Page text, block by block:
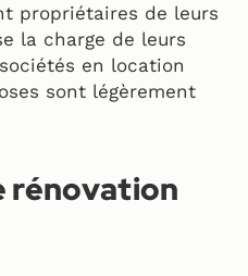
propriétaires de leurs
la charge de leurs
en location
sont légèrement
rénovation